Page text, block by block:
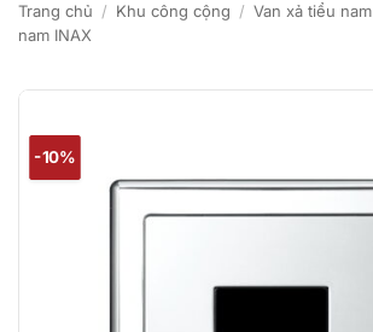
Trang chủ / Khu công cộng / Van xả tiểu nam
nam INAX
-10%